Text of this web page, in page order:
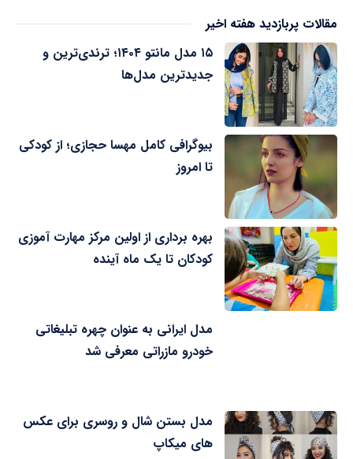
مقالات پربازدید هفته اخیر
۱۵ مدل مانتو ۱۴۰۴؛ ترندی‌ترین و
جدیدترین مدل‌ها
بیوگرافی کامل مهسا حجازی؛ از کودکی
تا امروز
بهره برداری از اولین مرکز مهارت آموزی
کودکان تا یک ماه آینده
مدل ایرانی به عنوان چهره تبلیغاتی
خودرو مازراتی معرفی شد
مدل بستن شال و روسری برای عکس
های میکاپ